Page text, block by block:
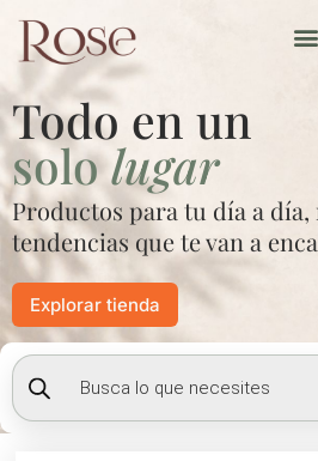
contenido
Todo en un
sololugar
Productos para tu día a día,
tendencias que te van a
Explorar tienda
Búsqueda
de
productos